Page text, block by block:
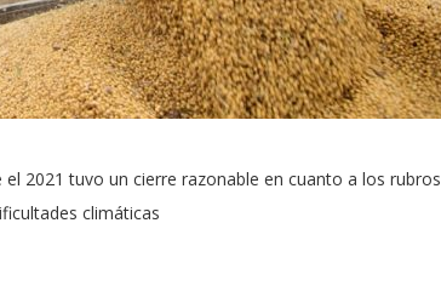
2021 tuvo un cierre razonable en cuanto a los rubros
climáticas